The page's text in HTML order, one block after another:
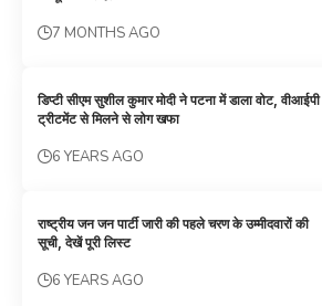
7 MONTHS AGO
डिप्टी सीएम सुशील कुमार मोदी ने पटना में डाला वोट, वीआईपी
ट्रीटमेंट से मिलने से लोग खफा
6 YEARS AGO
राष्ट्रीय जन जन पार्टी जारी की पहले चरण के उम्मीदवारों की
सूची, देखें पूरी लिस्ट
6 YEARS AGO